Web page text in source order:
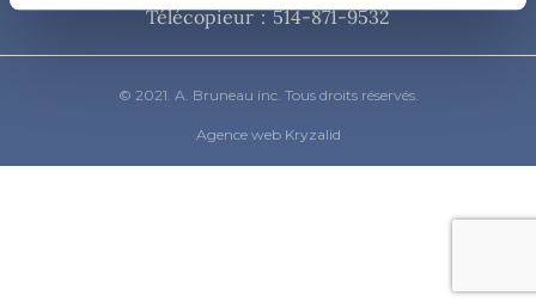
Télécopieur : 514-871-9532
© 2021. A. Bruneau inc. Tous droits réservés.
Agence web Kryzalid